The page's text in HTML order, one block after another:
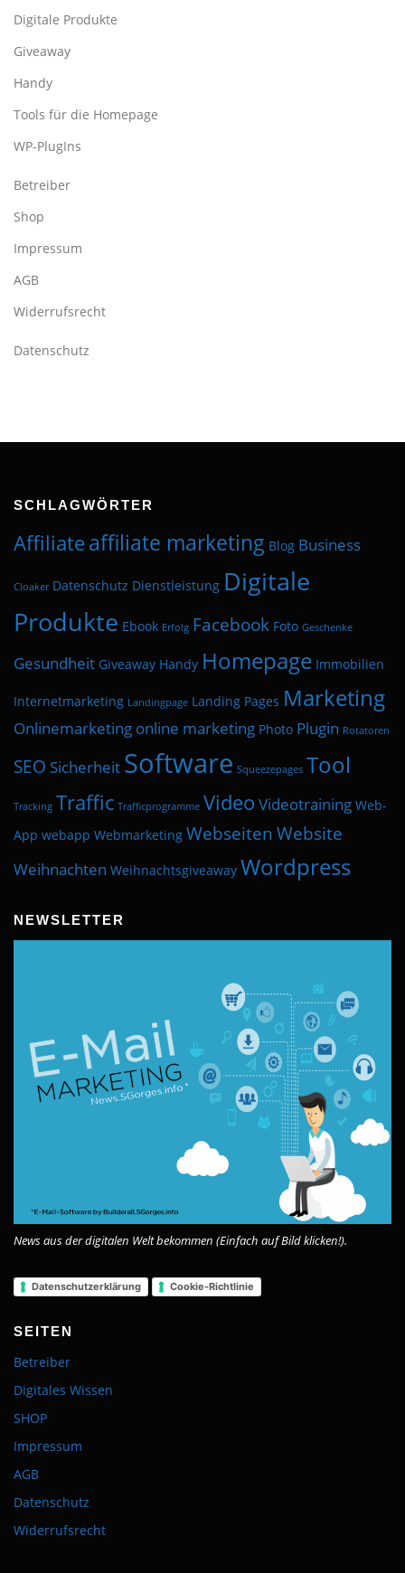
Digitale Produkte
Giveaway
Handy
Tools für die Homepage
WP-PlugIns
Betreiber
Shop
Impressum
AGB
Widerrufsrecht
Datenschutz
SCHLAGWÖRTER
Affiliateaffiliate marketing Blog Business
Cloaker Datenschutz Dienstleistung Digitale
Produkte Ebook Erfolg Facebook Foto Geschenke
Gesundheit Giveaway Handy Homepage Immobilien
Internetmarketing Landingpage Landing Pages Marketing
Onlinemarketing online marketing Photo Plugin Rotatoren
SEO Sicherheit Software Squeezepages Tool
Tracking Traffic Trafficprogramme Video Videotraining Web-
App webapp Webmarketing Webseiten Website
Weihnachten Weihnachtsgiveaway Wordpress
NEWSLETTER
News aus der digitalen Welt bekommen (Einfach auf Bild klicken!).
Datenschutzerklärung Cookie-Richtlinie
SEITEN
Betreiber
Digitales Wissen
SHOP
Impressum
AGB
Datenschutz
Widerrufsrecht